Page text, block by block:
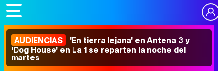
AUDIENCIAS 'En tierra lejana' en Antena 3 y
'Dog House' en La 1 se reparten la noche del
martes